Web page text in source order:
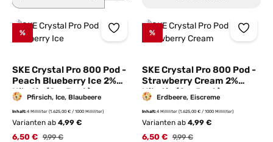
%
SKE Crystal Pro 800 Pod -
Peach Blueberry Ice 2%
Nikotin (2er Pack)
Pfirsich, Ice, Blaubeere
Inhalt:4 Milliliter (1.625,00 € / 1000 Milliliter)
Varianten ab 4,99 €
6,50 € Regulärer Preis:
9,99 €
%
SKE Crystal Pro 800 Pod -
Strawberry Cream 2%
Nikotin (2er Pack)
Erdbeere, Eiscreme
Inhalt:4 Milliliter (1.625,00 € / 1000 Milliliter)
Varianten ab4,99 €
6,50 € Regulärer Preis:
9,99 €